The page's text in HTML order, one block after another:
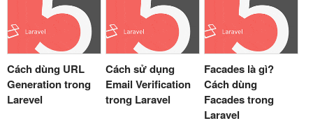
Cách dùng URL
Generation trong
Larevel
Cách sử dụng
Email Verification
trong Laravel
Facades là gì?
Cách dùng
Facades trong
Laravel